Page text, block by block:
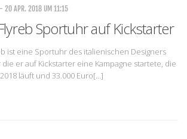
20 APR. 2018 UM 11:15
Sportuhr auf Kickstarter
ist eine Sportuhr des italienischen Designers
er auf Kickstarter eine Kampagne startete, die
läuft und 33.000 Euro[…]